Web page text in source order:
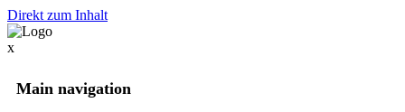
Direkt zum Inhalt
x
Main navigation